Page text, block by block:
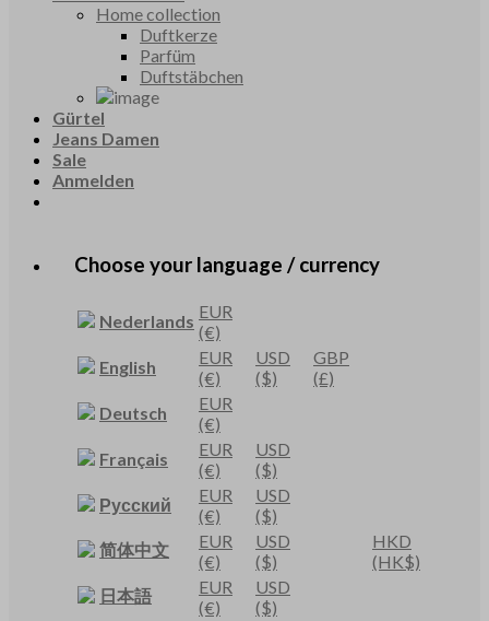
Home collection
Duftkerze
Parfüm
Duftstäbchen
Gürtel
Jeans Damen
Sale
Anmelden
Choose your language / currency
Nederlands EUR
(€)
English
EUR
(€)
USD
($)
GBP
(£)
Deutsch
EUR
(€)
Français
EUR
(€)
USD
($)
Русский
EUR
(€)
USD
($)
简体中文
EUR
(€)
USD
($)
HKD
(HK$)
日本語
EUR
(€)
USD
($)